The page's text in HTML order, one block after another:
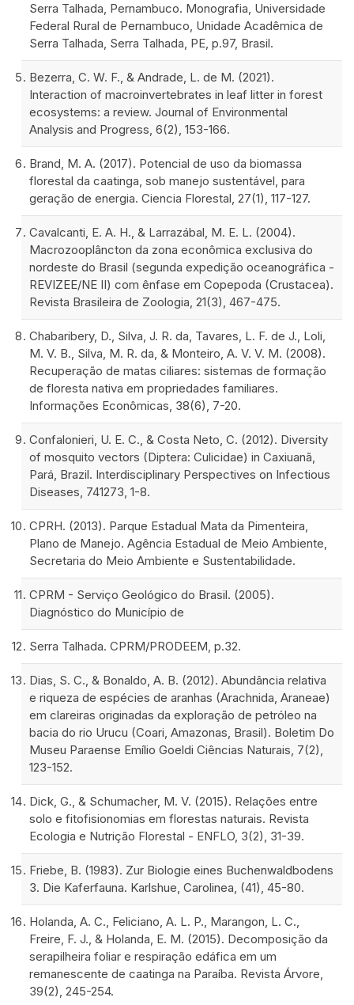
Serra Talhada, Pernambuco. Monografia, Universidade
Federal Rural de Pernambuco, Unidade Acadêmica de
Serra Talhada, Serra Talhada, PE, p.97, Brasil.
Bezerra, C. W. F., & Andrade, L. de M. (2021).
Interaction of macroinvertebrates in leaf litter in forest
ecosystems: a review. Journal of Environmental
Analysis and Progress, 6(2), 153-166.
Brand, M. A. (2017). Potencial de uso da biomassa
florestal da caatinga, sob manejo sustentável, para
geração de energia. Ciencia Florestal, 27(1), 117-127.
Cavalcanti, E. A. H., & Larrazábal, M. E. L. (2004).
Macrozooplâncton da zona econômica exclusiva do
nordeste do Brasil (segunda expedição oceanográfica -
REVIZEE/NE II) com ênfase em Copepoda (Crustacea).
Revista Brasileira de Zoologia, 21(3), 467-475.
Chabaribery, D., Silva, J. R. da, Tavares, L. F. de J., Loli,
M. V. B., Silva, M. R. da, & Monteiro, A. V. V. M. (2008).
Recuperação de matas ciliares: sistemas de formação
de floresta nativa em propriedades familiares.
Informações Econômicas, 38(6), 7-20.
Confalonieri, U. E. C., & Costa Neto, C. (2012). Diversity
of mosquito vectors (Diptera: Culicidae) in Caxiuanã,
Pará, Brazil. Interdisciplinary Perspectives on Infectious
Diseases, 741273, 1-8.
CPRH. (2013). Parque Estadual Mata da Pimenteira,
Plano de Manejo. Agência Estadual de Meio Ambiente,
Secretaria do Meio Ambiente e Sustentabilidade.
CPRM - Serviço Geológico do Brasil. (2005).
Diagnóstico do Município de
Serra Talhada. CPRM/PRODEEM, p.32.
Dias, S. C., & Bonaldo, A. B. (2012). Abundância relativa
e riqueza de espécies de aranhas (Arachnida, Araneae)
em clareiras originadas da exploração de petróleo na
bacia do rio Urucu (Coari, Amazonas, Brasil). Boletim Do
Museu Paraense Emílio Goeldi Ciências Naturais, 7(2),
123-152.
Dick, G., & Schumacher, M. V. (2015). Relações entre
solo e fitofisionomias em florestas naturais. Revista
Ecologia e Nutrição Florestal - ENFLO, 3(2), 31-39.
Friebe, B. (1983). Zur Biologie eines Buchenwaldbodens
3. Die Kaferfauna. Karlshue, Carolinea, (41), 45-80.
Holanda, A. C., Feliciano, A. L. P., Marangon, L. C.,
Freire, F. J., & Holanda, E. M. (2015). Decomposição da
serapilheira foliar e respiração edáfica em um
remanescente de caatinga na Paraíba. Revista Árvore,
39(2), 245-254.